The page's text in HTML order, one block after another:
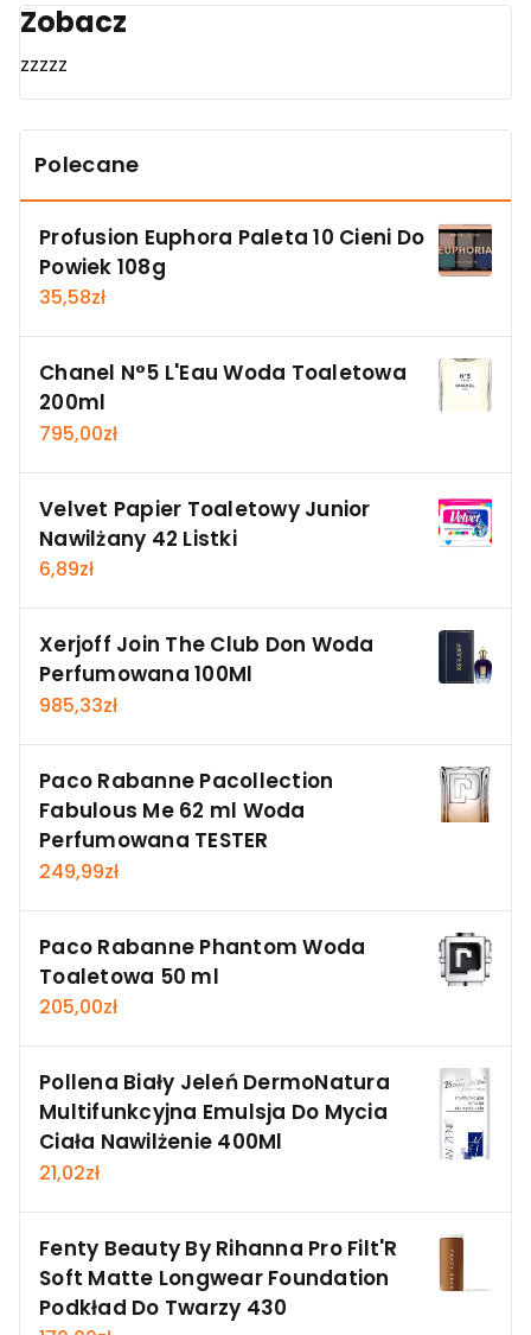
Zobacz
zzzzz
Polecane
Profusion Euphora Paleta 10 Cieni Do
Powiek 108g
35,58zł
Chanel N°5 L'Eau Woda Toaletowa
200ml
795,00zł
Velvet Papier Toaletowy Junior
Nawilżany 42 Listki
6,89zł
Xerjoff Join The Club Don Woda
Perfumowana 100Ml
985,33zł
Paco Rabanne Pacollection
Fabulous Me 62 ml Woda
Perfumowana TESTER
249,99zł
Paco Rabanne Phantom Woda
Toaletowa 50 ml
205,00zł
Pollena Biały Jeleń DermoNatura
Multifunkcyjna Emulsja Do Mycia
Ciała Nawilżenie 400Ml
21,02zł
Fenty Beauty By Rihanna Pro Filt'R
Soft Matte Longwear Foundation
Podkład Do Twarzy 430